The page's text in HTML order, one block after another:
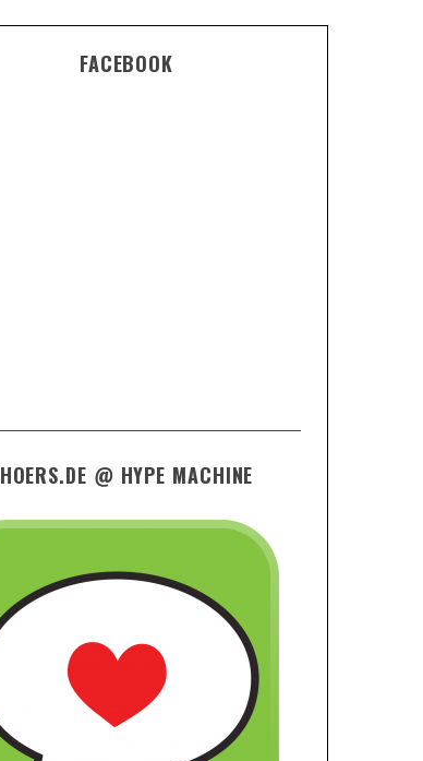
FACEBOOK
HOERS.DE @ HYPE MACHINE